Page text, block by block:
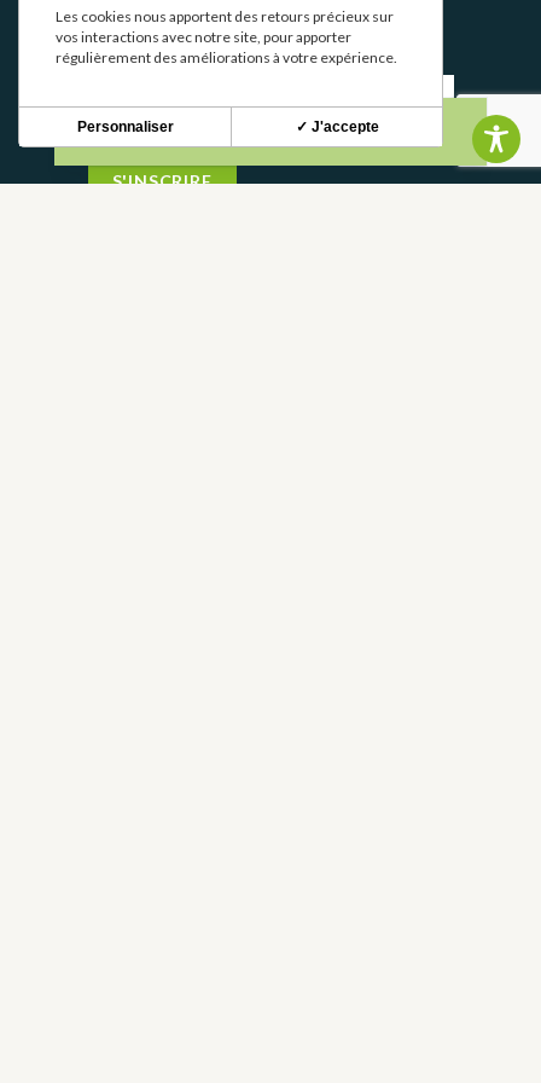
Stay up to date with our news and special offers.
S'INSCRIRE
Les cookies nous apportent des retours précieux sur
vos interactions avec notre site, pour apporter
régulièrement des améliorations à votre expérience.
✓ J'accepte
Personnaliser